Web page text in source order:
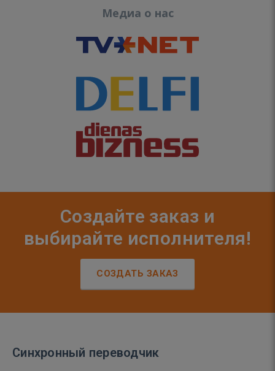
Медиа о нас
Создайте заказ и
выбирайте исполнителя!
СОЗДАТЬ ЗАКАЗ
Синхронный переводчик